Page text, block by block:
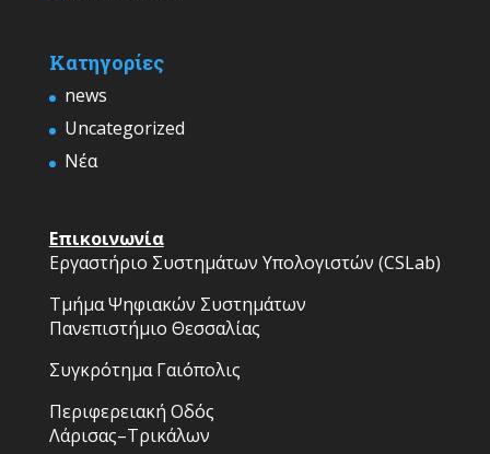
Kατηγορίες
news
Uncategorized
Νέα
Επικοινωνία
Εργαστήριο Συστημάτων Υπολογιστών (CSLab)
Τμήμα Ψηφιακών Συστημάτων
Πανεπιστήμιο Θεσσαλίας
Συγκρότημα Γαιόπολις
Περιφερειακή Οδός
Λάρισας–Τρικάλων